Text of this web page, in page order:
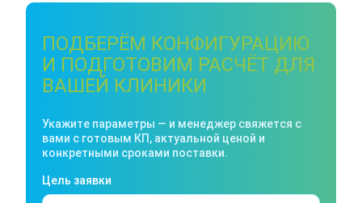
ПОДБЕРЁМ КОНФИГУРАЦИЮ
И ПОДГОТОВИМ РАСЧЁТ ДЛЯ
ВАШЕЙ КЛИНИКИ
Укажите параметры — и менеджер свяжется с
вами с готовым КП, актуальной ценой и
конкретными сроками поставки.
Цель заявки